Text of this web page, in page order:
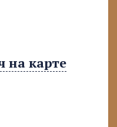
на карте